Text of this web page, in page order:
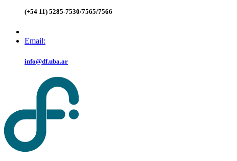
(+54 11) 5285-7530/7565/7566
Email:
info@df.uba.ar